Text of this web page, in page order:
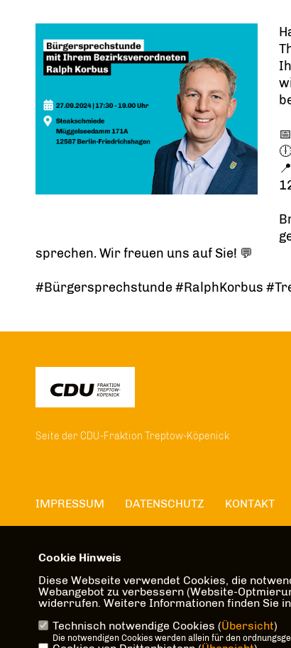
sprechen. Wir freuen uns auf Sie! 💬
#Bürgersprechstunde #RalphKorbus
Seite der CDU-Fraktion Treptow-Köpenick
IMPRESSUM DATENSCHUTZ KONTAKT
Cookie Hinweis
Diese Webseite verwendet Cookies, die
Webangebot zu verbessern (Website-
widerrufen. Weitere Informationen finden Sie
Technisch notwendige Cookies (Übersicht)
Die notwendigen Cookies werden allein für den